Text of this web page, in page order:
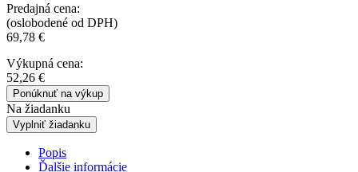
Predajná cena:
(oslobodené od DPH)
69,78 €
Výkupná cena:
52,26 €
Ponúknuť na výkup
Na žiadanku
Vyplniť žiadanku
Popis
Ďalšie informácie